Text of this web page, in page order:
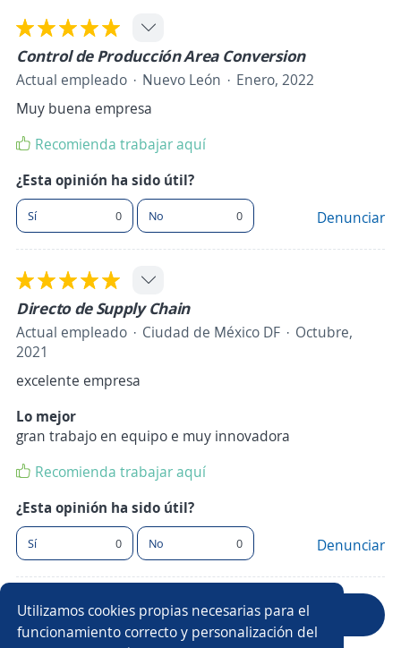
Utilizamos cookies propias necesarias para el
funcionamiento correcto y personalización del
Control de Producción Area Conversion
Actual empleado Nuevo León
Enero, 2022
Muy buena empresa
Recomienda trabajar aquí
¿Esta opinión ha sido útil?
Sí 0 No 0 Denunciar
Directo de Supply Chain
Actual empleado Ciudad de México DF
Octubre,
2021
excelente empresa
Lo mejor
gran trabajo en equipo e muy innovadora
Recomienda trabajar aquí
¿Esta opinión ha sido útil?
Sí 0 No 0 Denunciar
Anterior Siguiente